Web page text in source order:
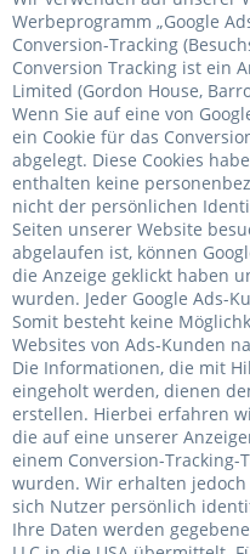
Werbeprogramm „Google
Conversion-Tracking
Conversion Tracking ist ein
Limited (Gordon House,
Wenn Sie auf eine von
ein Cookie für das
abgelegt. Diese Cookies
enthalten keine
nicht der persönlichen
Seiten unserer Website
abgelaufen ist, können
die Anzeige geklickt haben
wurden. Jeder Google Ads-
Somit besteht keine
Websites von Ads-Kunden
Die Informationen, die mit
eingeholt werden, dienen
erstellen. Hierbei erfahren
die auf eine unserer
einem Conversion-
wurden. Wir erhalten
sich Nutzer persönlich
Ihre Daten werden